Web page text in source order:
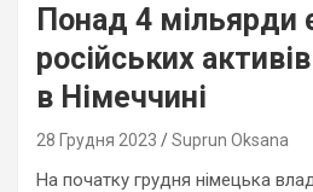
Понад 4 мільярди
російських
в Німеччині
28 Грудня 2023 Suprun Oksana
На початку грудня німецька